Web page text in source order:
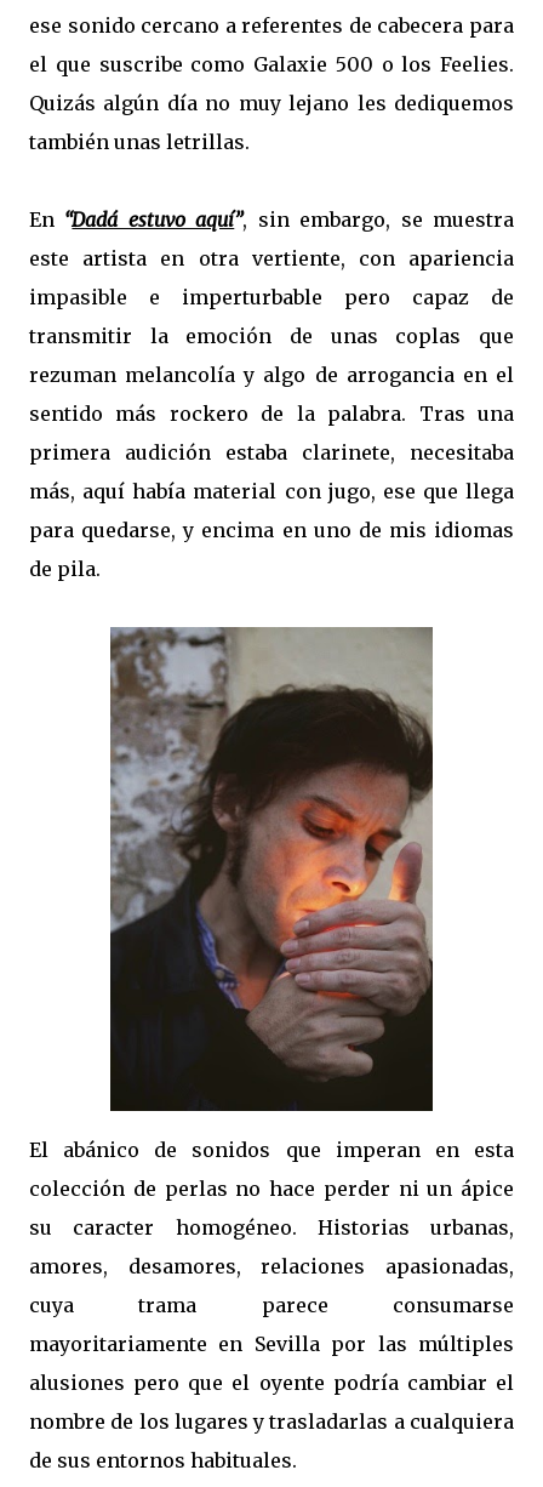
ese sonido cercano a referentes de cabecera para
el que suscribe como Galaxie 500 o los Feelies.
Quizás algún día no muy lejano les dediquemos
también unas letrillas.
En “Dadá estuvo aquí”, sin embargo, se muestra
este artista en otra vertiente, con apariencia
impasible e imperturbable pero capaz de
transmitir la emoción de unas coplas que
rezuman melancolía y algo de arrogancia en el
sentido más rockero de la palabra. Tras una
primera audición estaba clarinete, necesitaba
más, aquí había material con jugo, ese que llega
para quedarse, y encima en uno de mis idiomas
de pila.
El abánico de sonidos que imperan en esta
colección de perlas no hace perder ni un ápice
su caracter homogéneo. Historias urbanas,
amores, desamores, relaciones apasionadas,
cuya trama parece consumarse
mayoritariamente en Sevilla por las múltiples
alusiones pero que el oyente podría cambiar el
nombre de los lugares y trasladarlas a cualquiera
de sus entornos habituales.